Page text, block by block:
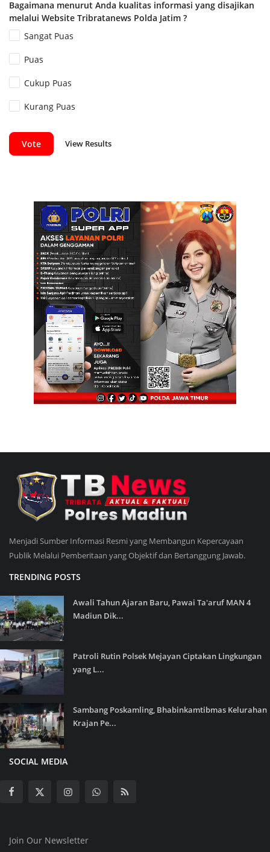
Bagaimana menurut Anda kualitas informasi yang disajikan
melalui Website Tribratanews Polda Jatim ?
Sangat Puas
Puas
Cukup Puas
Kurang Puas
Vote View Results
Menjadi Sumber Informasi Resmi yang Membangun Kepercayaan
Publik Melalui Pemberitaan yang Objektif dan Bertanggung Jawab.
TRENDING POSTS
Awali Tahun Ajaran Baru, Pawai Ta'aruf MAN 4
Madiun Dik...
Patroli Rutin Polsek Mejayan Ciptakan Lingkungan
yang L...
Sambang Poskamling, Bhabinkamtibmas Kelurahan
Krajan Pe...
SOCIAL MEDIA
Join Our Newsletter